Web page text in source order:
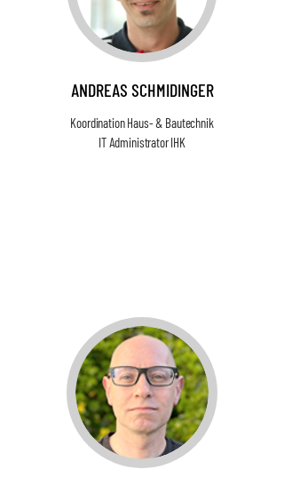
ANDREAS SCHMIDINGER
Koordination Haus- & Bautechnik
IT Administrator IHK